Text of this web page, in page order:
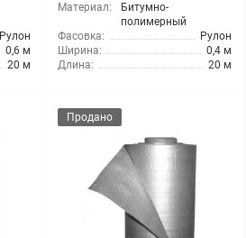
Рулон
0,6 м
20 м
Материал:
Битумно-
полимерный
Фасовка:
Рулон
Ширина:
0,4 м
Длина:
20 м
Продано